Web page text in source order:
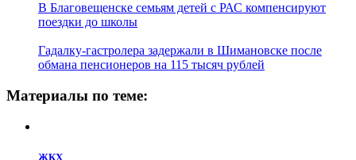
В Благовещенске семьям детей с РАС компенсируют
поездки до школы
Гадалку-гастролера задержали в Шимановске после
обмана пенсионеров на 115 тысяч рублей
Материалы по теме:
ЖКХ